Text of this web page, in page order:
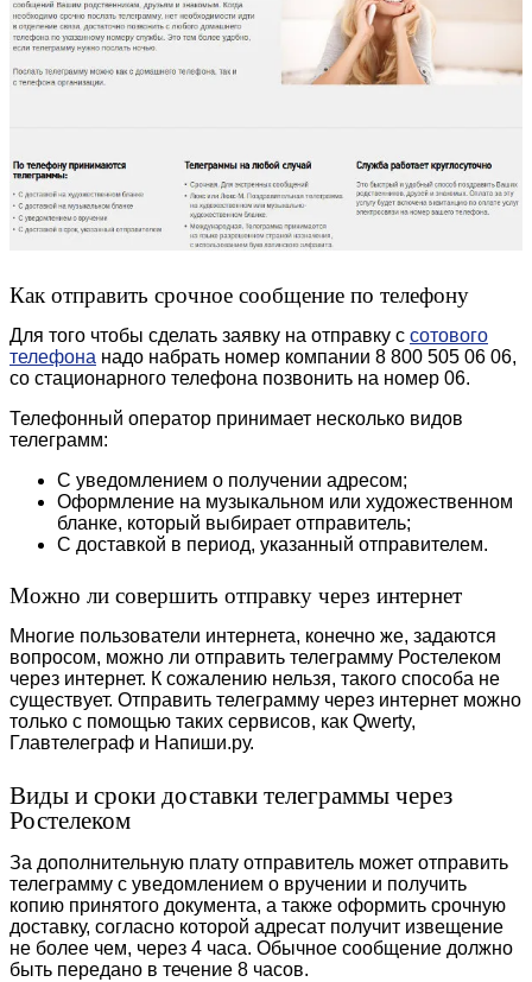
Как отправить срочное сообщение по телефону
Для того чтобы сделать заявку на отправку с сотового
телефона надо набрать номер компании 8 800 505 06 06,
со стационарного телефона позвонить на номер 06.
Телефонный оператор принимает несколько видов
телеграмм:
С уведомлением о получении адресом;
Оформление на музыкальном или художественном
бланке, который выбирает отправитель;
С доставкой в период, указанный отправителем.
Можно ли совершить отправку через интернет
Многие пользователи интернета, конечно же, задаются
вопросом, можно ли отправить телеграмму Ростелеком
через интернет. К сожалению нельзя, такого способа не
существует. Отправить телеграмму через интернет можно
только с помощью таких сервисов, как Qwerty,
Главтелеграф и Напиши.ру.
Виды и сроки доставки телеграммы через
Ростелеком
За дополнительную плату отправитель может отправить
телеграмму с уведомлением о вручении и получить
копию принятого документа, а также оформить срочную
доставку, согласно которой адресат получит извещение
не более чем, через 4 часа. Обычное сообщение должно
быть передано в течение 8 часов.